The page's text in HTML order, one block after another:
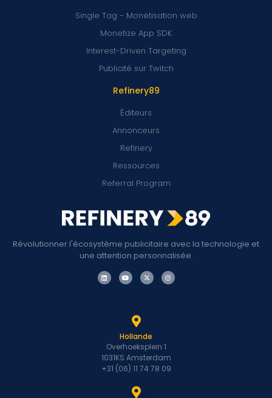
Révolutionner l'écosystème publicitaire avec la technologie et
une attention personnalisée.
Refinery89
Éditeurs
Annonceurs
Refinery
Ressources
Referral Program
Single Tag - Monétisation web
Monetize App SDK
Interest-Driven Targeting
Publicité sur Twitch
Hollande
Overhoeksplein 1
1031KS Amsterdam
+31 (06) 11 74 78 09